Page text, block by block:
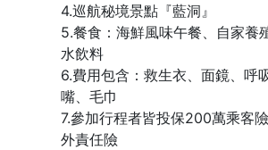
4.巡航秘境景點『藍洞』
5.餐食：海鮮風味午餐、自家養
水飲料
6.費用包含：救生衣、面鏡、呼
嘴、毛巾
7.參加行程者皆投保200萬乘客
外責任險